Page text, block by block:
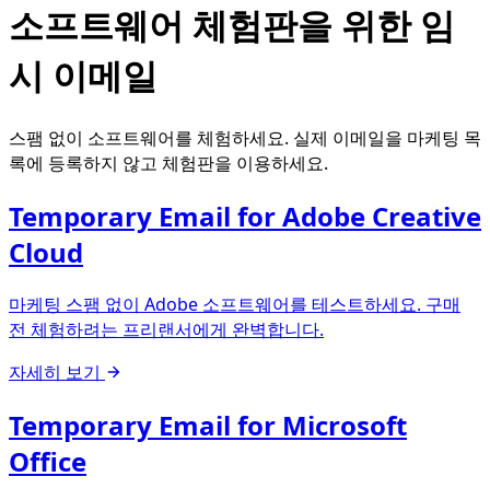
소프트웨어 체험판을 위한 임
시 이메일
스팸 없이 소프트웨어를 체험하세요. 실제 이메일을 마케팅 목
록에 등록하지 않고 체험판을 이용하세요.
Temporary Email for Adobe Creative
Cloud
마케팅 스팸 없이 Adobe 소프트웨어를 테스트하세요. 구매
전 체험하려는 프리랜서에게 완벽합니다.
자세히 보기
Temporary Email for Microsoft
Office